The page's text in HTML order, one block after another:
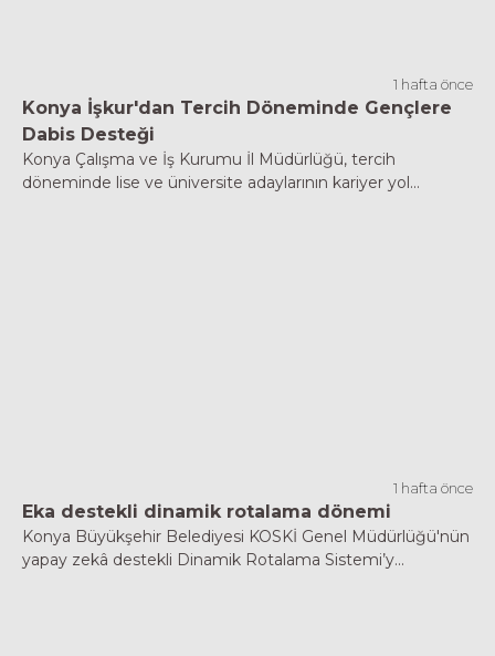
1 hafta önce
Konya İşkur'dan Tercih Döneminde Gençlere
Dabis Desteği
Konya Çalışma ve İş Kurumu İl Müdürlüğü, tercih
döneminde lise ve üniversite adaylarının kariyer yol...
1 hafta önce
Eka destekli dinamik rotalama dönemi
Konya Büyükşehir Belediyesi KOSKİ Genel Müdürlüğü'nün
yapay zekâ destekli Dinamik Rotalama Sistemi’y...